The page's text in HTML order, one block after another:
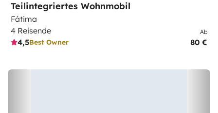
Teilintegriertes Wohnmobil
Fátima
4 Reisende
4,5Best Owner
Ab
80 €